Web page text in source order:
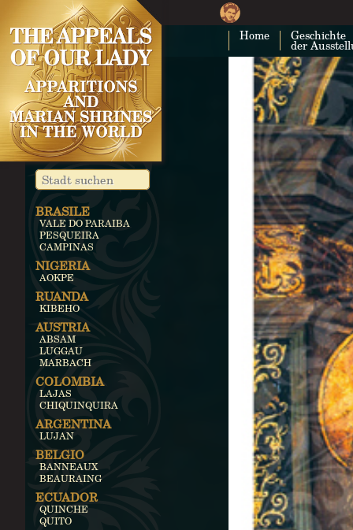
Home Geschichte
der
BRASILE
VALE DO PARAIBA
PESQUEIRA
CAMPINAS
NIGERIA
AOKPE
RUANDA
KIBEHO
AUSTRIA
ABSAM
LUGGAU
MARBACH
COLOMBIA
LAJAS
CHIQUINQUIRA
ARGENTINA
LUJAN
BELGIO
BANNEAUX
BEAURAING
ECUADOR
QUINCHE
QUITO